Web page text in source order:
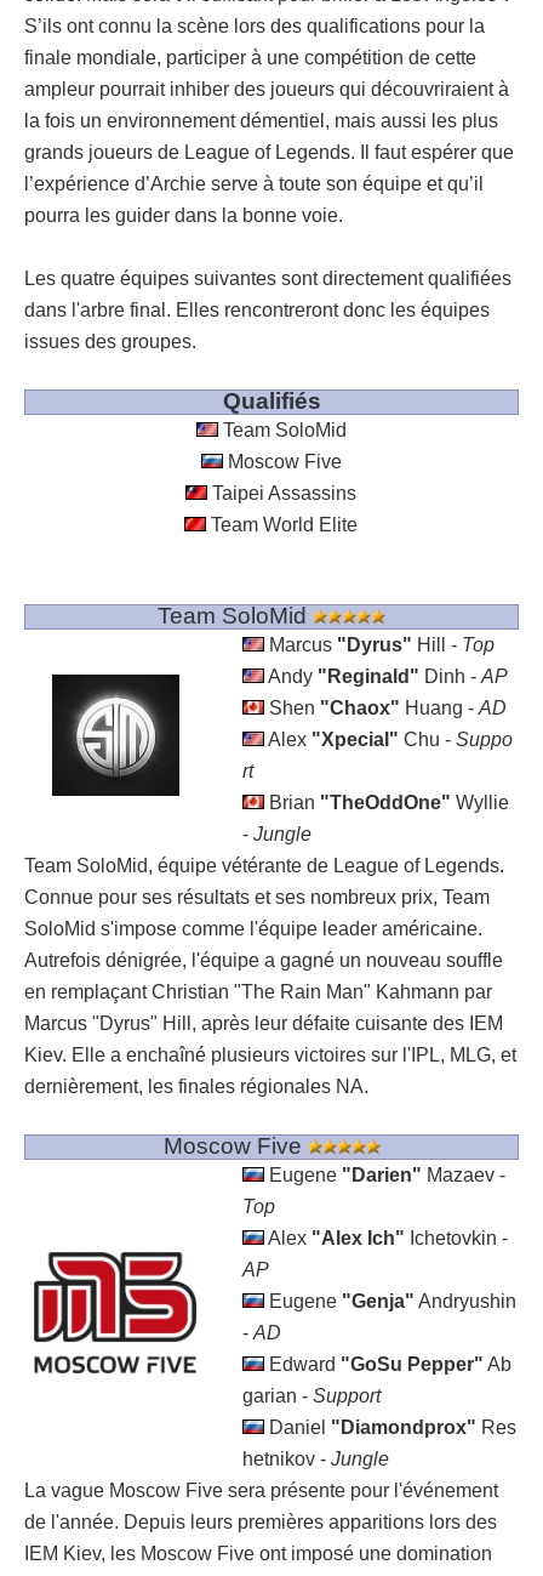
S’ils ont connu la scène lors des qualifications pour la
finale mondiale, participer à une compétition de cette
ampleur pourrait inhiber des joueurs qui découvriraient à
la fois un environnement démentiel, mais aussi les plus
grands joueurs de League of Legends. Il faut espérer que
l’expérience d’Archie serve à toute son équipe et qu’il
pourra les guider dans la bonne voie.
Les quatre équipes suivantes sont directement qualifiées
dans l'arbre final. Elles rencontreront donc les équipes
issues des groupes.
Qualifiés
Team SoloMid
Moscow Five
Taipei Assassins
Team World Elite
Team SoloMid
Marcus "Dyrus" Hill - Top
Andy "Reginald" Dinh - AP
Shen "Chaox" Huang - AD
Alex "Xpecial" Chu - Suppo
rt
Brian "TheOddOne" Wyllie
- Jungle
Team SoloMid, équipe vétérante de League of Legends.
Connue pour ses résultats et ses nombreux prix, Team
SoloMid s'impose comme l'équipe leader américaine.
Autrefois dénigrée, l'équipe a gagné un nouveau souffle
en remplaçantChristian "The Rain Man" Kahmann par
Marcus "Dyrus" Hill, après leur défaite cuisante des IEM
Kiev. Elle a enchaîné plusieurs victoires sur l'IPL, MLG, et
dernièrement, les finales régionales NA.
Moscow Five
Eugene "Darien" Mazaev -
Top
Alex "Alex Ich" Ichetovkin -
AP
Eugene "Genja" Andryushin
- AD
Edward "GoSu Pepper" Ab
garian - Support
Daniel "Diamondprox" Res
hetnikov - Jungle
La vague Moscow Five sera présente pour l'événement
de l'année. Depuis leurs premières apparitions lors des
IEM Kiev, les Moscow Five ont imposé une domination